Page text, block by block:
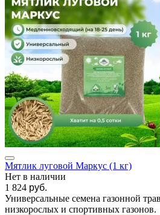
Мятлик луговой Маркус (1 кг)
Нет в наличии
1 824 руб.
Универсальные семена газонной
низкорослых и спортивных газонов.